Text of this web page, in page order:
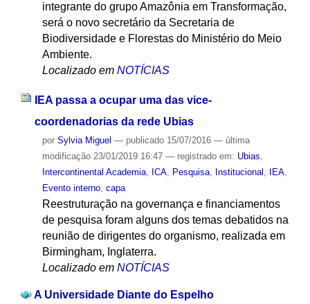
integrante do grupo Amazônia em Transformação,
será o novo secretário da Secretaria de
Biodiversidade e Florestas do Ministério do Meio
Ambiente.
Localizado em NOTÍCIAS
IEA passa a ocupar uma das vice-
coordenadorias da rede Ubias
por Sylvia Miguel — publicado15/07/2016 — última
modificação23/01/2019 16:47 — registrado em: Ubias
Intercontinental Academia, ICA, Pesquisa, Institucional IEA,
Evento interno, capa
Reestruturação na governança e financiamentos
de pesquisa foram alguns dos temas debatidos na
reunião de dirigentes do organismo, realizada em
Birmingham, Inglaterra.
Localizado em NOTÍCIAS
A Universidade Diante do Espelho